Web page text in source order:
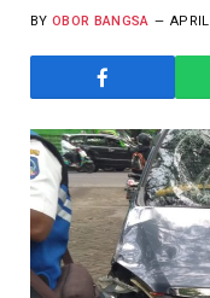
BY OBOR BANGSA